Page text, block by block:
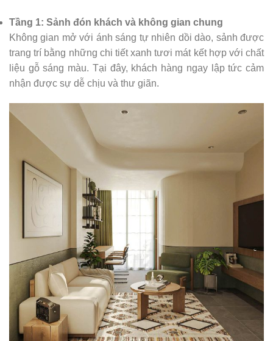
Tầng 1: Sảnh đón khách và không gian chung
Không gian mở với ánh sáng tự nhiên dồi dào, sảnh được
trang trí bằng những chi tiết xanh tươi mát kết hợp với chất
liệu gỗ sáng màu. Tại đây, khách hàng ngay lập tức cảm
nhận được sự dễ chịu và thư giãn.